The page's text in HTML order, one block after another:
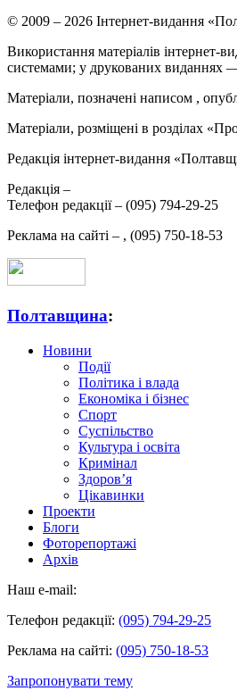
© 2009 – 2026 Інтернет-видання
Використання матеріалів інтернет-
системами; у друкованих виданнях
Матеріали, позначені написом ,
Матеріали, розміщені в розділах
Редакція інтернет-видання
Редакція –
Телефон редакції – (095) 794-29-25
Реклама на сайті – , (095) 750-18-53
Полтавщина:
Новини
Події
Політика і влада
Економіка і бізнес
Спорт
Суспільство
Культура і освіта
Кримінал
Здоров’я
Цікавинки
Проекти
Блоги
Фоторепортажі
Архів
Наш e-mail:
Телефон редакції: (095) 794-29-25
Реклама на сайті: (095) 750-18-53
Запропонувати тему